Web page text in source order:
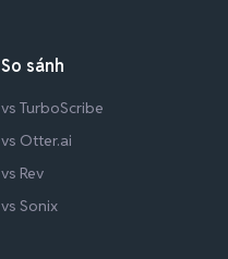
So sánh
vs TurboScribe
vs Otter.ai
vs Rev
vs Sonix